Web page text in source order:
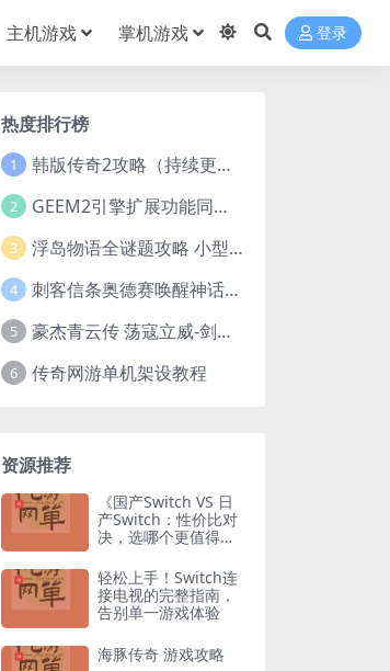
主机游戏 掌机游戏 登录
热度排行榜
1 韩版传奇2攻略（持续更新）
2 GEEM2引擎扩展功能同步捡物、角色自动捡物
3 浮岛物语全谜题攻略 小型谜题解谜汇总
4 刺客信条奥德赛唤醒神话谜题答案 斯芬克斯主线攻略
5 豪杰青云传 荡寇立威-剑舞红尘-英雄志楼(解压即玩)
6 传奇网游单机架设教程
资源推荐
《国产Switch VS 日
产Switch：性价比对
决，选哪个更值得入
轻松上手！Switch连
接电视的完整指南，
告别单一游戏体验
海豚传奇 游戏攻略